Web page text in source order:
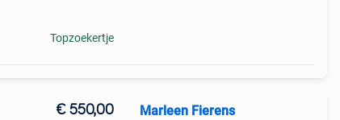
Topzoekertje
€ 550,00 Marleen Fierens